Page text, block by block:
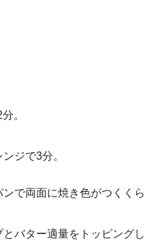
。
ジで3分。
で両面に焼き色がつくくら
バター適量をトッピングし